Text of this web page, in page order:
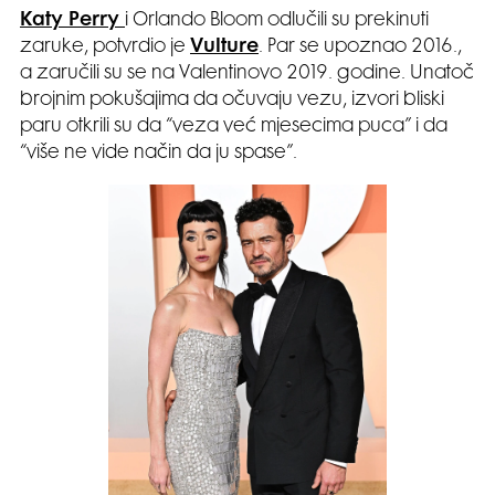
Katy Perry
i Orlando Bloom odlučili su prekinuti
zaruke, potvrdio je Vulture. Par se upoznao 2016.,
a zaručili su se na Valentinovo 2019. godine. Unatoč
brojnim pokušajima da očuvaju vezu, izvori bliski
paru otkrili su da “veza već mjesecima puca” i da
“više ne vide način da ju spase”.